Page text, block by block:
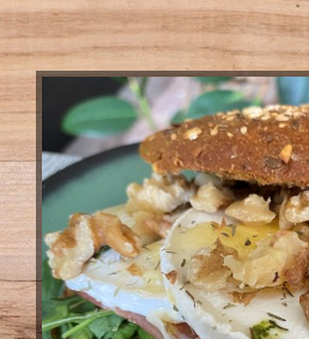
Larger
Image